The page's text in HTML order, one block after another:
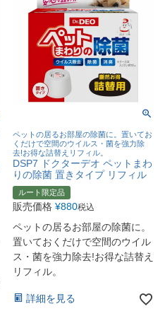
ペットの居るお部屋の除菌に。置いてお
くだけで空間のウイルス・菌を強力除
去!お得な詰替えリフィル。
DSP7 ドクターデオ ペットまわ
りの除菌 置きタイプ リフィル
ルート限定品
販売価格 ¥880税込
ペットの居るお部屋の除菌に。
置いておくだけで空間のウイル
ス・菌を強力除去!お得な詰替え
リフィル。
詳細を見る